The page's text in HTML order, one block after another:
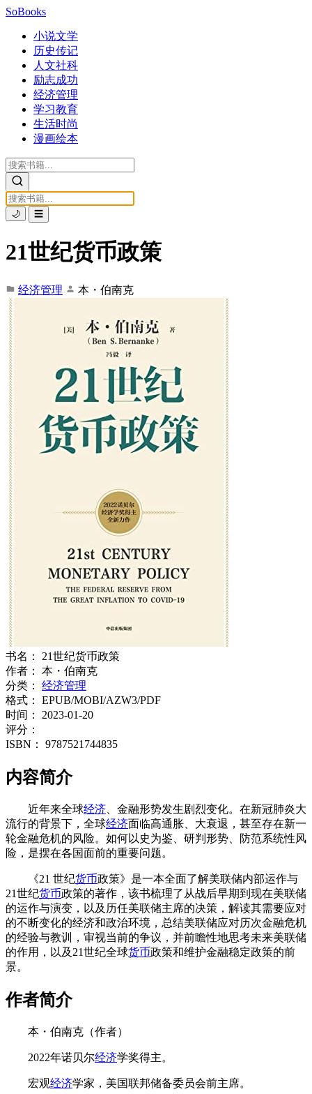
SoBooks
小说文学
历史传记
人文社科
励志成功
经济管理
学习教育
生活时尚
漫画绘本
🌙 ☰
21世纪货币政策
经济管理 本・伯南克
书名：
21世纪货币政策
作者：
本・伯南克
分类：
经济管理
格式：
EPUB/MOBI/AZW3/PDF
时间：
2023-01-20
评分：
ISBN：
9787521744835
内容简介
近年来全球经济 、金融形势发生剧烈变化。在新冠肺炎大
流行的背景下，全球经济面临高通胀、大衰退，甚至存在新一
轮金融危机的风险。如何以史为鉴、研判形势、防范系统性风
险，是摆在各国面前的重要问题。
《21 世纪货币政策》是一本全面了解美联储内部运作与
21世纪货币政策的著作，该书梳理了从战后早期到现在美联储
的运作与演变，以及历任美联储主席的决策，解读其需要应对
的不断变化的经济和政治环境，总结美联储应对历次金融危机
的经验与教训，审视当前的争议，并前瞻性地思考未来美联储
的作用，以及21世纪全球货币政策和维护金融稳定政策的前
景。
作者简介
本・伯南克（作者）
2022年诺贝尔经济学奖得主。
宏观经济学家，美国联邦储备委员会前主席。